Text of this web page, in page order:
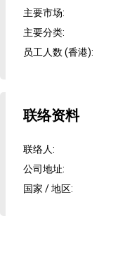
主要市场:
主要分类:
员工人数 (香港):
联络资料
联络人:
公司地址:
国家 / 地区: